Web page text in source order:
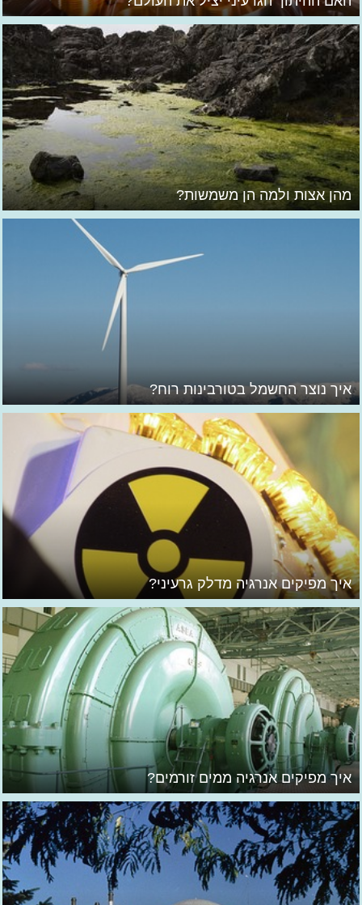
מהן אצות ולמה הן משמשות?
איך נוצר החשמל בטורבינות רוח?
איך מפיקים אנרגיה מדלק גרעיני?
איך מפיקים אנרגיה ממים זורמים?